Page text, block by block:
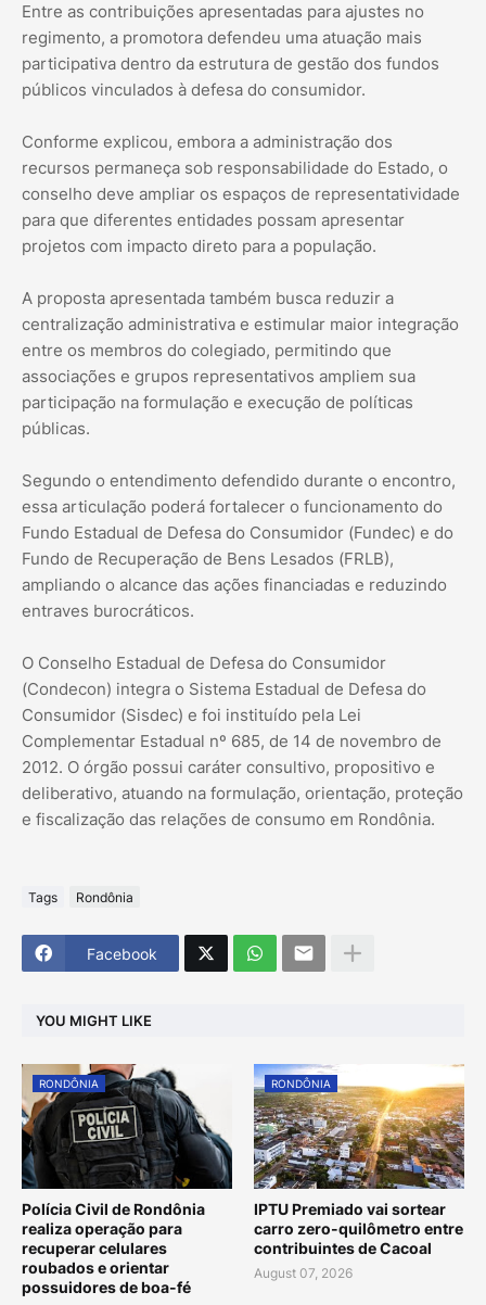
Entre as contribuições apresentadas para ajustes no
regimento, a promotora defendeu uma atuação mais
participativa dentro da estrutura de gestão dos fundos
públicos vinculados à defesa do consumidor.
Conforme explicou, embora a administração dos
recursos permaneça sob responsabilidade do Estado, o
conselho deve ampliar os espaços de representatividade
para que diferentes entidades possam apresentar
projetos com impacto direto para a população.
A proposta apresentada também busca reduzir a
centralização administrativa e estimular maior integração
entre os membros do colegiado, permitindo que
associações e grupos representativos ampliem sua
participação na formulação e execução de políticas
públicas.
Segundo o entendimento defendido durante o encontro,
essa articulação poderá fortalecer o funcionamento do
Fundo Estadual de Defesa do Consumidor (Fundec) e do
Fundo de Recuperação de Bens Lesados (FRLB),
ampliando o alcance das ações financiadas e reduzindo
entraves burocráticos.
O Conselho Estadual de Defesa do Consumidor
(Condecon) integra o Sistema Estadual de Defesa do
Consumidor (Sisdec) e foi instituído pela Lei
Complementar Estadual nº 685, de 14 de novembro de
2012. O órgão possui caráter consultivo, propositivo e
deliberativo, atuando na formulação, orientação, proteção
e fiscalização das relações de consumo em Rondônia.
Tags Rondônia
Facebook
YOU MIGHT LIKE
RONDÔNIA
Polícia Civil de Rondônia
realiza operação para
recuperar celulares
roubados e orientar
possuidores de boa-fé
RONDÔNIA
IPTU Premiado vai sortear
carro zero-quilômetro entre
contribuintes de Cacoal
August 07, 2026